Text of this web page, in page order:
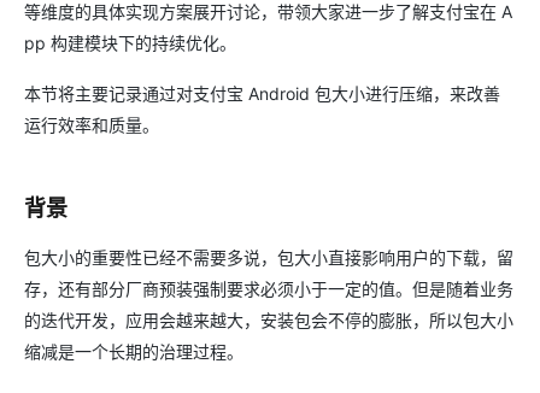
等维度的具体实现方案展开讨论，带领大家进一步了解支付宝在 A
pp 构建模块下的持续优化。
本节将主要记录通过对支付宝 Android 包大小进行压缩，来改善
运行效率和质量。
背景
包大小的重要性已经不需要多说，包大小直接影响用户的下载，留
存，还有部分厂商预装强制要求必须小于一定的值。但是随着业务
的迭代开发，应用会越来越大，安装包会不停的膨胀，所以包大小
缩减是一个长期的治理过程。